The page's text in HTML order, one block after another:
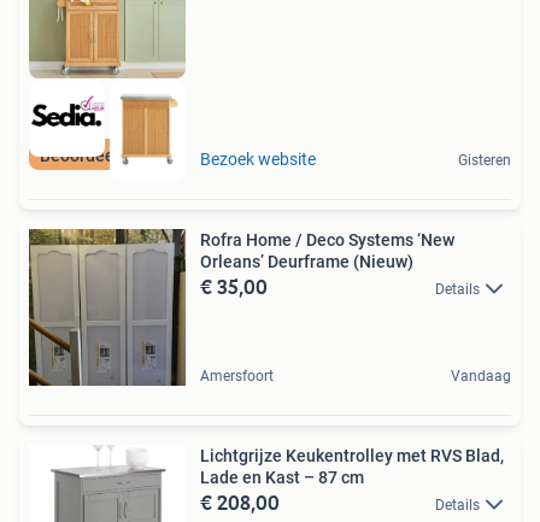
Beoordeeld met 9+ Bezoek website Gisteren
Rofra Home / Deco Systems ‘New
Orleans’ Deurframe (Nieuw)
€ 35,00 Details
Amersfoort Vandaag
Lichtgrijze Keukentrolley met RVS Blad,
Lade en Kast – 87 cm
€ 208,00 Details